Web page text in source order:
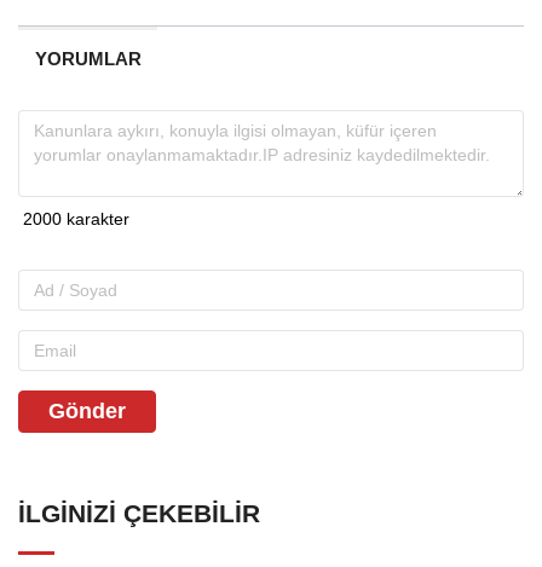
YORUMLAR
Gönder
İLGINIZI ÇEKEBILIR